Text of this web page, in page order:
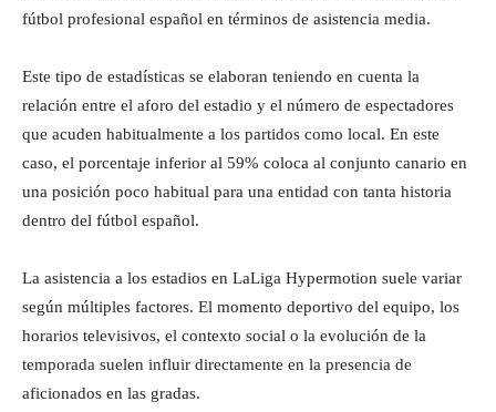
fútbol profesional español en términos de asistencia media.
Este tipo de estadísticas se elaboran teniendo en cuenta la
relación entre el aforo del estadio y el número de espectadores
que acuden habitualmente a los partidos como local. En este
caso, el porcentaje inferior al 59% coloca al conjunto canario en
una posición poco habitual para una entidad con tanta historia
dentro del fútbol español.
La asistencia a los estadios en LaLiga Hypermotion suele variar
según múltiples factores. El momento deportivo del equipo, los
horarios televisivos, el contexto social o la evolución de la
temporada suelen influir directamente en la presencia de
aficionados en las gradas.